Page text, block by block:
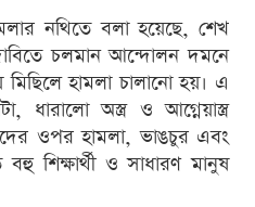
নথিতে বলা হয়েছে, শেখ
চলমান আন্দোলন দমনে
মিছিলে হামলা চালানো হয়। এ
ধারালো অস্ত্র ও আগ্নেয়াস্ত্র
ওপর হামলা, ভাঙচুর এবং
বহু শিক্ষার্থী ও সাধারণ মানুষ